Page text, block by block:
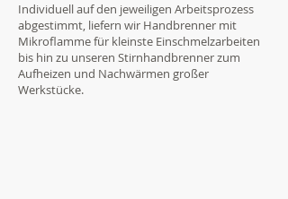
Individuell auf den jeweiligen Arbeitsprozess
abgestimmt, liefern wir Handbrenner mit
Mikroflamme für kleinste Einschmelzarbeiten
bis hin zu unseren Stirnhandbrenner zum
Aufheizen und Nachwärmen großer
Werkstücke.